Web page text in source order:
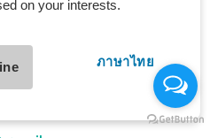
on your interests.
ภาษาไทย